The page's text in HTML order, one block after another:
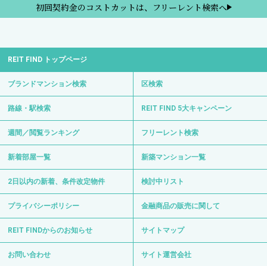
初回契約金のコストカットは、フリーレント検索へ
REIT FIND トップページ
ブランドマンション検索 区検索
路線・駅検索 REIT FIND 5大キャンペーン
週間／閲覧ランキング フリーレント検索
新着部屋一覧 新築マンション一覧
2日以内の新着、条件改定物件 検討中リスト
プライバシーポリシー 金融商品の販売に関して
REIT FINDからのお知らせ サイトマップ
お問い合わせ サイト運営会社